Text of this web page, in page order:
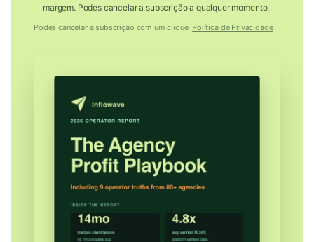
margem. Podes cancelar a subscrição a qualquer momento.
Podes cancelar a subscrição com um clique. Política de Privacidade